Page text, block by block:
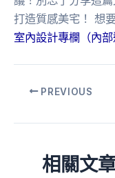
打造質感美宅！ 想
室內設計專欄（內部
PREVIOUS
相關文